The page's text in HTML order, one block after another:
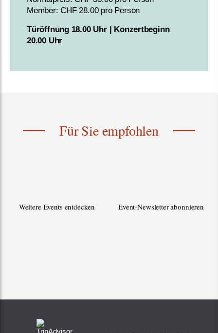
Member: CHF 28.00 pro Person
Türöffnung 18.00 Uhr | Konzertbeginn
20.00 Uhr
Für Sie empfohlen
Weitere Events entdecken Event-Newsletter abonnieren